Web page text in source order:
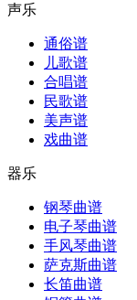
声乐
通俗谱
儿歌谱
合唱谱
民歌谱
美声谱
戏曲谱
器乐
钢琴曲谱
电子琴曲谱
手风琴曲谱
萨克斯曲谱
长笛曲谱